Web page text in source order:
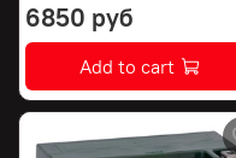
6850 руб
Add to cart